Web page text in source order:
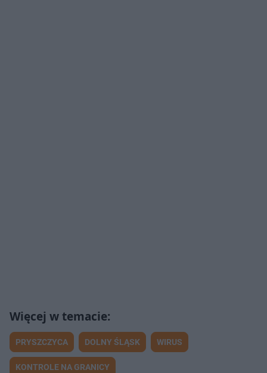
PRYSZCZYCA DOLNY ŚLĄSK WIRUS
KONTROLE NA GRANICY